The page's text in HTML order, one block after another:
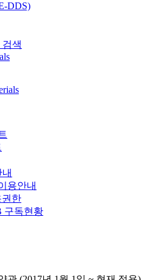
DDS)
색
용안내
한
구독현황